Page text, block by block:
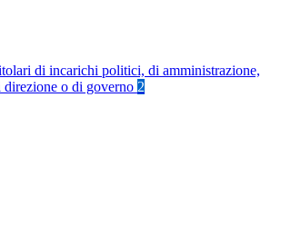
di incarichi politici, di amministrazione,
direzione o di governo 2